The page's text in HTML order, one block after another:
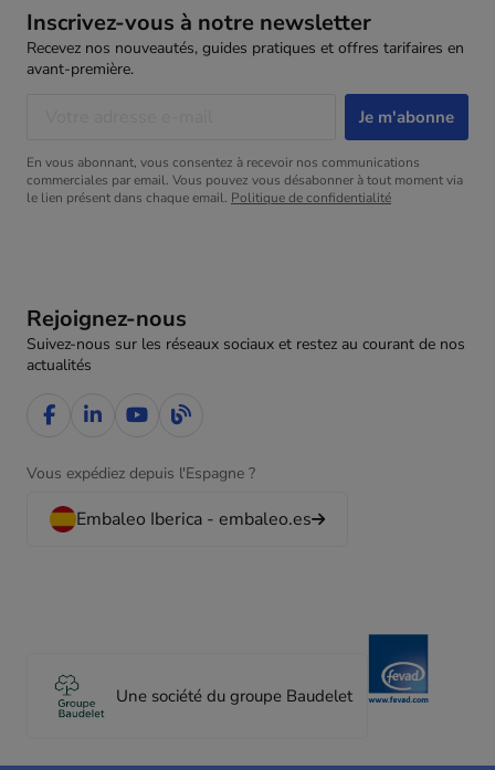
Rejoignez-nous
Suivez-nous sur les réseaux sociaux et restez au courant de nos
actualités
Vous expédiez depuis l'Espagne ?
Embaleo Iberica - embaleo.es
Une société du groupe Baudelet
Inscrivez-vous à notre newsletter
Recevez nos nouveautés, guides pratiques et offres tarifaires en
avant-première.
En vous abonnant, vous consentez à recevoir nos communications
commerciales par email. Vous pouvez vous désabonner à tout moment via
le lien présent dans chaque email. Politique de confidentialité